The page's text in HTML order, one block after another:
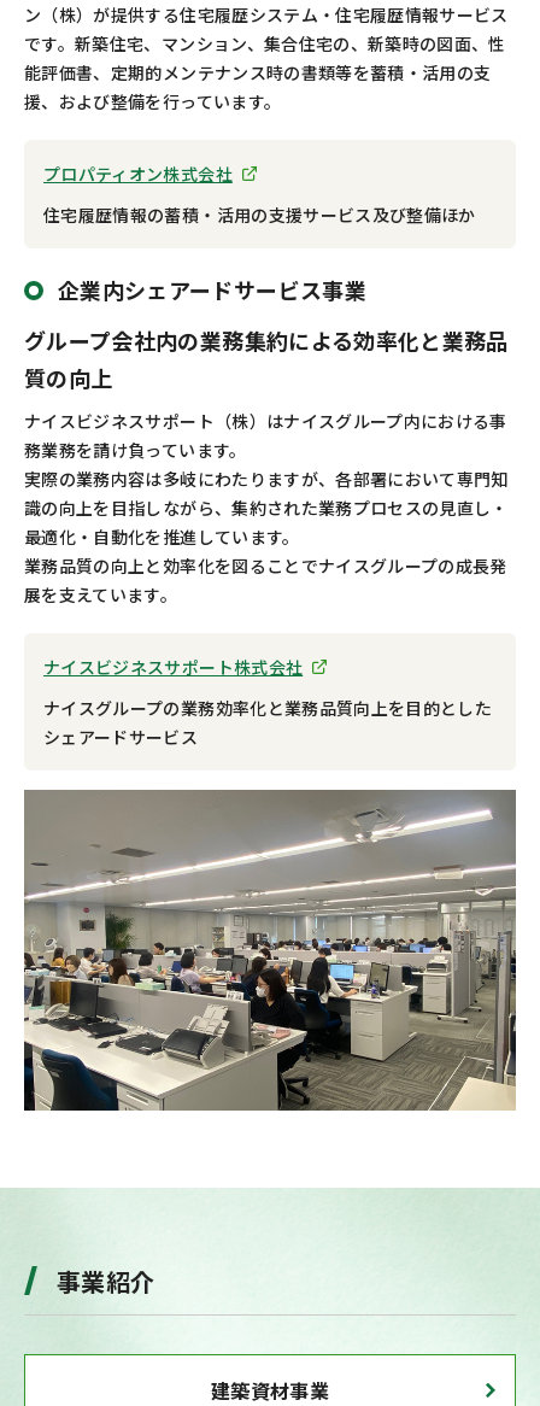
ン（株）が提供する住宅履歴システム・住宅履歴情報サービス
です。新築住宅、マンション、集合住宅の、新築時の図面、性
能評価書、定期的メンテナンス時の書類等を蓄積・活用の支
援、および整備を行っています。
プロパティオン株式会社
住宅履歴情報の蓄積・活用の支援サービス及び整備ほか
企業内シェアードサービス事業
グループ会社内の業務集約による効率化と業務品
質の向上
ナイスビジネスサポート（株）はナイスグループ内における事
務業務を請け負っています。
実際の業務内容は多岐にわたりますが、各部署において専門知
識の向上を目指しながら、集約された業務プロセスの見直し・
最適化・自動化を推進しています。
業務品質の向上と効率化を図ることでナイスグループの成長発
展を支えています。
ナイスビジネスサポート株式会社
ナイスグループの業務効率化と業務品質向上を目的とした
シェアードサービス
事業紹介
建築資材事業